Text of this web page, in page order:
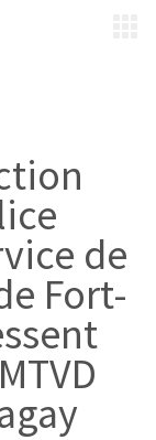
de
Fort-